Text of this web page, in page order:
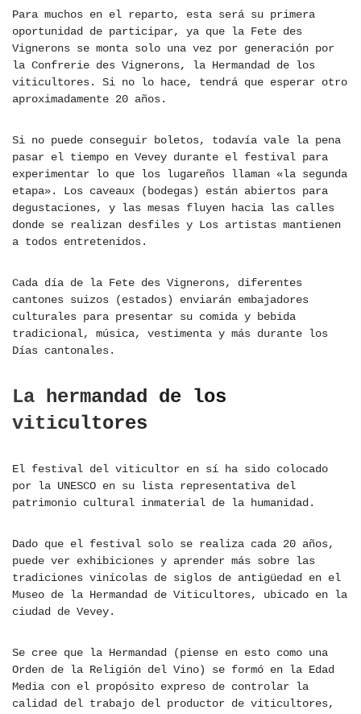
Para muchos en el reparto, esta será su primera
oportunidad de participar, ya que la Fete des
Vignerons se monta solo una vez por generación por
la Confrerie des Vignerons, la Hermandad de los
viticultores. Si no lo hace, tendrá que esperar otro
aproximadamente 20 años.
Si no puede conseguir boletos, todavía vale la pena
pasar el tiempo en Vevey durante el festival para
experimentar lo que los lugareños llaman «la segunda
etapa». Los caveaux (bodegas) están abiertos para
degustaciones, y las mesas fluyen hacia las calles
donde se realizan desfiles y Los artistas mantienen
a todos entretenidos.
Cada día de la Fete des Vignerons, diferentes
cantones suizos (estados) enviarán embajadores
culturales para presentar su comida y bebida
tradicional, música, vestimenta y más durante los
Días cantonales.
La hermandad de los
viticultores
El festival del viticultor en sí ha sido colocado
por la UNESCO en su lista representativa del
patrimonio cultural inmaterial de la humanidad.
Dado que el festival solo se realiza cada 20 años,
puede ver exhibiciones y aprender más sobre las
tradiciones vinícolas de siglos de antigüedad en el
Museo de la Hermandad de Viticultores, ubicado en la
ciudad de Vevey.
Se cree que la Hermandad (piense en esto como una
Orden de la Religión del Vino) se formó en la Edad
Media con el propósito expreso de controlar la
calidad del trabajo del productor de viticultores,